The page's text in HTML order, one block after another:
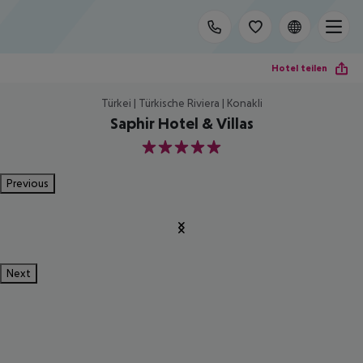
Hotel teilen
Türkei | Türkische Riviera | Konakli
Saphir Hotel & Villas
5
Previous
Next